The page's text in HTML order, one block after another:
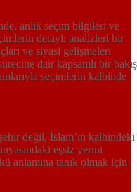
anlık seçim bilgileri ve
detaylı analizleri bir
ve siyasi gelişmeleri
dair kapsamlı bir bakış
seçimlerin kalbinde
değil, İslam’ın kalbindeki
eşsiz yerini
anlamına tanık olmak için